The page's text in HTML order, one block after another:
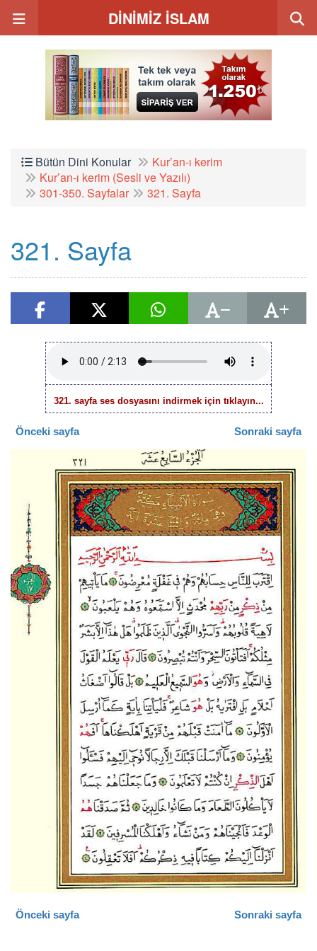
DİNİMİZ İSLAM
Bütün Dini Konular
Kur’an-ı kerim
Kur’an-ı kerim (Sesli ve Yazılı)
301-350. Sayfalar
321. Sayfa
321. Sayfa
321. sayfa ses dosyasını indirmek için tıklayın...
Önceki sayfa Sonraki sayfa
Önceki sayfa Sonraki sayfa